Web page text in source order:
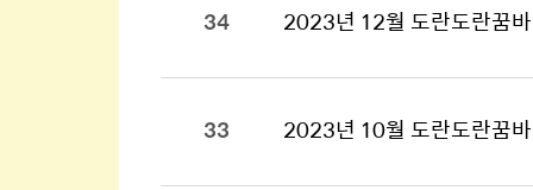
34 2023년 12월 도란도란꿈
33 2023년 10월 도란도란꿈